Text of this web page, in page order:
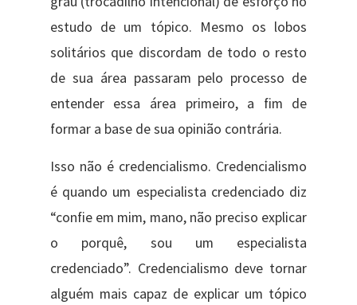
estudo de um tópico. Mesmo os lobos
solitários que discordam de todo o resto
de sua área passaram pelo processo de
entender essa área primeiro, a fim de
formar a base de sua opinião contrária.
Isso não é credencialismo. Credencialismo
é quando um especialista credenciado diz
“confie em mim, mano, não preciso explicar
o porquê, sou um especialista
credenciado”. Credencialismo deve tornar
alguém mais capaz de explicar um tópico